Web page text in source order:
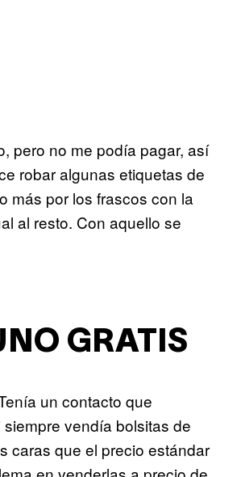
pero no me podía pagar, así
robar algunas etiquetas de
más por los frascos con la
al resto. Con aquello se
GRATIS
un contacto que
vendía bolsitas de
caras que el precio estándar